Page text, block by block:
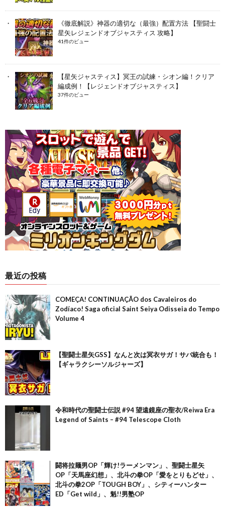
《徹底解説》神器の適切な（最強）配置方法 【聖闘士
星矢レジェンドオブジャスティス 攻略】
41件のビュー
【星矢ジャスティス】冥王の試練・シオン編！クリア
編成例！【レジェンドオブジャスティス】
37件のビュー
最近の投稿
COMEÇA! CONTINUAÇÃO dos Cavaleiros do
Zodíaco! Saga oficial Saint Seiya Odisseia do Tempo
Volume 4
【聖闘士星矢GSS】なんと次は冥衣サガ！サバ統合も！
【ギャラクシーソルジャーズ】
令和時代の聖闘士伝説 #94 望遠鏡座の聖衣/Reiwa Era
Legend of Saints – #94 Telescope Cloth
闘将拉麺男OP「輝け!ラーメンマン」、聖闘士星矢
OP「天馬座幻想」、北斗の拳OP「愛をとりもどせ」、
北斗の拳2OP「TOUGH BOY」、シティーハンター
ED「Get wild」、魁!!男塾OP